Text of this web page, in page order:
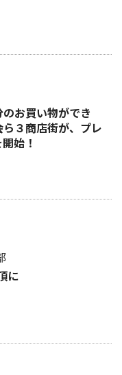
お買い物ができ
３商店街が、プレ
始！
に